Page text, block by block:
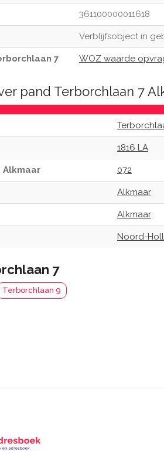
361100000011618
Verblijfsobject in
7 WOZ waarde
pand Terborchlaan 7
1816 LA
Alkmaar 072
Alkmaar
Alkmaar
Noord-
7
Terborchlaan 9